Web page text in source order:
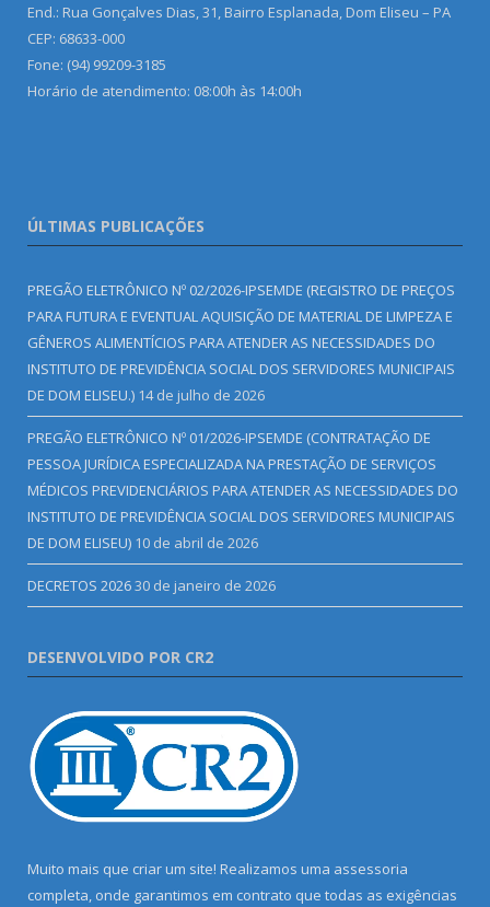
End.: Rua Gonçalves Dias, 31, Bairro Esplanada, Dom Eliseu – PA
CEP: 68633-000
Fone: (94) 99209-3185
Horário de atendimento: 08:00h às 14:00h
ÚLTIMAS PUBLICAÇÕES
PREGÃO ELETRÔNICO Nº 02/2026-IPSEMDE (REGISTRO DE PREÇOS
PARA FUTURA E EVENTUAL AQUISIÇÃO DE MATERIAL DE LIMPEZA E
GÊNEROS ALIMENTÍCIOS PARA ATENDER AS NECESSIDADES DO
INSTITUTO DE PREVIDÊNCIA SOCIAL DOS SERVIDORES MUNICIPAIS
DE DOM ELISEU.) 14 de julho de 2026
PREGÃO ELETRÔNICO Nº 01/2026-IPSEMDE (CONTRATAÇÃO DE
PESSOA JURÍDICA ESPECIALIZADA NA PRESTAÇÃO DE SERVIÇOS
MÉDICOS PREVIDENCIÁRIOS PARA ATENDER AS NECESSIDADES DO
INSTITUTO DE PREVIDÊNCIA SOCIAL DOS SERVIDORES MUNICIPAIS
DE DOM ELISEU) 10 de abril de 2026
DECRETOS 202630 de janeiro de 2026
DESENVOLVIDO POR CR2
Muito mais que criar um site! Realizamos uma assessoria
completa, onde garantimos em contrato que todas as exigências